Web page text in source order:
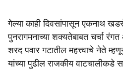
गेल्या काही दिवसांपासून एकनाथ
पुनरागमनाच्या शक्यतेबाबत चर्चा
शरद पवार गटातील महत्त्वाचे नेते
यांच्या पुढील राजकीय वाटचालीकडे